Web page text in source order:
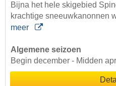
Bijna het hele skigebied
krachtige sneeuwkanonnen
meer
Algemene seizoen
Begin december - Midden